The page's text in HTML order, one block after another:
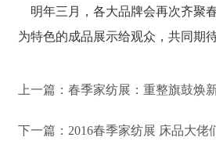
明年三月，各大品牌会再次齐聚
为特色的成品展示给观众，共同期
上一篇： 春季家纺展：重整旗鼓焕
下一篇： 2016春季家纺展 床品大佬